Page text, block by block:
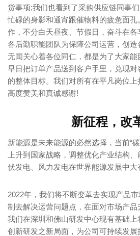
货事项;我们也看到了采购供应链同事
忙碌的身影和通宵跟催物料的疲惫面
作，不分白天昼夜、节假日，奋斗在
各后勤职能团队为保障公司运营，创
无闻关心着各位同仁，都是为了大家能
早日把订单产品送到客户手里，兑现对
的整体目标。我们对所有在平凡岗位
高度赞美和真诚感谢!
新征程，改
新能源是未来能源的必然选择，当前“
上升到国家战略，调整优化产业结构
伏发电、风力发电在世界能源发展中大
2022年，我们将不断变革去实现产品
制去解决运营问题点，在面对市场产品
我们在深圳和佛山研发中心现有基础
创新研发之新局面，为公司可持续发